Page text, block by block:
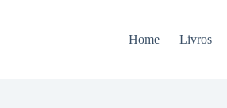
Home Livros